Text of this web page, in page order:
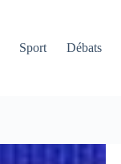
Sport Débats